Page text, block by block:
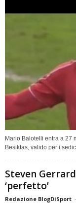
Mario Balotelli entra a 27
Besiktas, valido per i
Steven
‘perfetto’
Redazione BlogDiSport -